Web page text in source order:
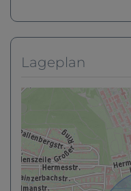
Lageplan